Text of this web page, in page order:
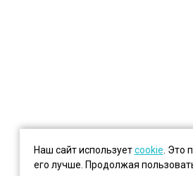
Наш сайт используетcookie . Это
его лучше. Продолжая